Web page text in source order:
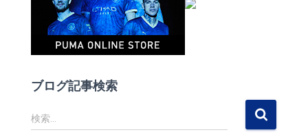
ブログ記事検索
検
索
検索…